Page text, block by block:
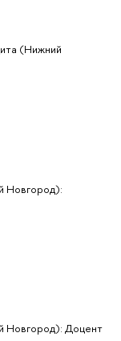
(Нижний
Новгород):
Новгород): Доцент